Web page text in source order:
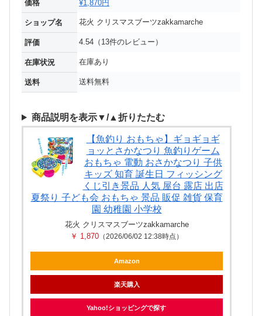
価格 ¥1,870円
ショップ名 花火 クリスマスブーツzakkamarche
評価 4.54（13件のレビュー）
在庫状況 在庫あり
送料 送料無料
商品説明を表示▼/▲折りたたむ
【魚釣り おもちゃ】ギョギョギ
ョッとさかなつり 魚釣りゲーム
おもちゃ 電動 おさかなつり 子供
キッズ 知育 誕生日 フィッシング
くじ引き景品 人気 屋台 露店 出店
夏祭り 子ども会 おもちゃ 景品 販促 雑貨 保育
園 幼稚園 小学校
花火 クリスマスブーツzakkamarche
￥ 1,870 （2026/06/02 12:38時点）
Amazon
楽天購入
Yahoo!ショッピングで探す